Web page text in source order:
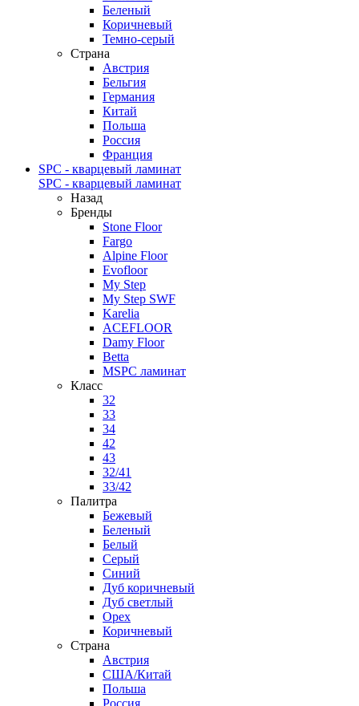
Беленый
Коричневый
Темно-серый
Страна
Австрия
Бельгия
Германия
Китай
Польша
Россия
Франция
SPC - кварцевый ламинат
SPC - кварцевый ламинат
Назад
Бренды
Stone Floor
Fargo
Alpine Floor
Evofloor
My Step
My Step SWF
Karelia
ACEFLOOR
Damy Floor
Betta
MSPC ламинат
Класс
32
33
34
42
43
32/41
33/42
Палитра
Бежевый
Беленый
Белый
Серый
Синий
Дуб коричневый
Дуб светлый
Орех
Коричневый
Страна
Австрия
США/Китай
Польша
Россия